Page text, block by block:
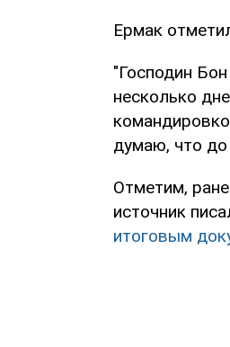
Ермак
"Господин
несколько
думаю, что до
Отметим,
источник
итоговым